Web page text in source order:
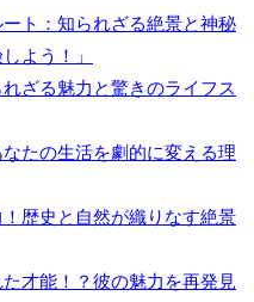
ート：知られざる絶景と神秘
よう！」
れざる魅力と驚きのライフス
なたの生活を劇的に変える理
！歴史と自然が織りなす絶景
た才能！？彼の魅力を再発見